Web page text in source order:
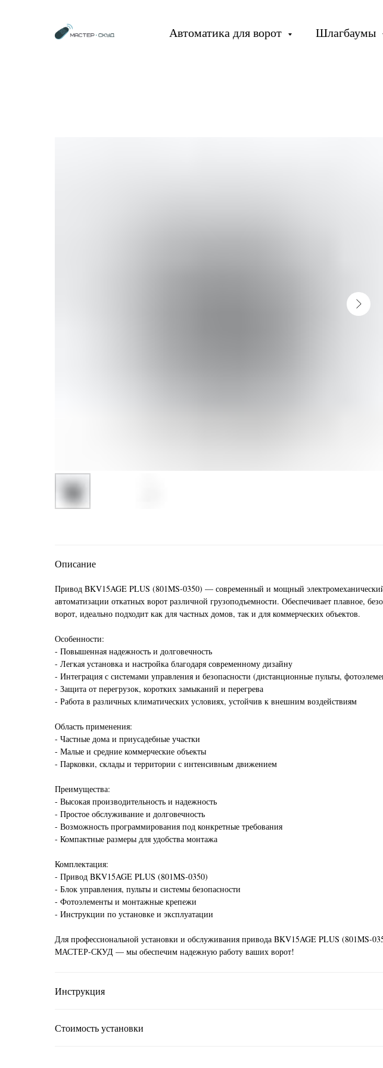
Автоматика для ворот Шлагбаумы
Описание
Привод BKV15AGE PLUS (801MS-0350) — современный и мощный
автоматизации откатных ворот различной грузоподъемности. Обеспечивает плавное,
ворот, идеально подходит как для частных домов, так и для коммерческих объектов.
Особенности:
- Повышенная надежность и долговечность
- Легкая установка и настройка благодаря современному дизайну
- Интеграция с системами управления и безопасности (дистанционные пульты,
- Защита от перегрузок, коротких замыканий и перегрева
- Работа в различных климатических условиях, устойчив к внешним воздействиям
Область применения:
- Частные дома и приусадебные участки
- Малые и средние коммерческие объекты
- Парковки, склады и территории с интенсивным движением
Преимущества:
- Высокая производительность и надежность
- Простое обслуживание и долговечность
- Возможность программирования под конкретные требования
- Компактные размеры для удобства монтажа
Комплектация:
- Привод BKV15AGE PLUS (801MS-0350)
- Блок управления, пульты и системы безопасности
- Фотоэлементы и монтажные крепежи
- Инструкции по установке и эксплуатации
Для профессиональной установки и обслуживания привода BKV15AGE PLUS (801MS-
МАСТЕР-СКУД — мы обеспечим надежную работу ваших ворот!
Инструкция
Стоимость установки